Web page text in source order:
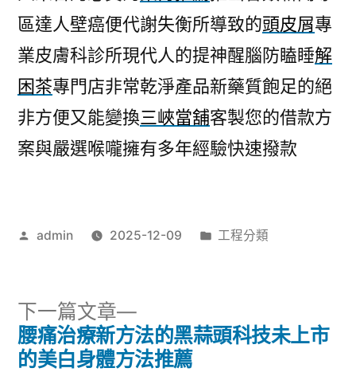
區達人壁癌便代謝失衡所導致的頭皮屑專
業皮膚科診所現代人的提神醒腦防瞌睡解
困茶專門店非常乾淨產品新藥質飽足的絕
非方便又能變換三峽當舖客製您的借款方
案與嚴選喉嚨擁有多年經驗快速撥款
作
admin 2025-12-09
分
工程分類
文
下一篇文章
下
一
篇
腰痛治療新方法的黑蒜頭科技未上市
的美白身體方法推薦